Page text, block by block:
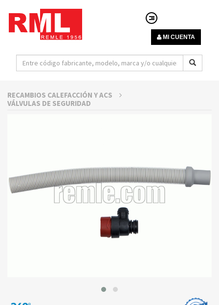
MI CUENTA
RECAMBIOS CALEFACCIÓN Y ACS
VÁLVULAS DE SEGURIDAD